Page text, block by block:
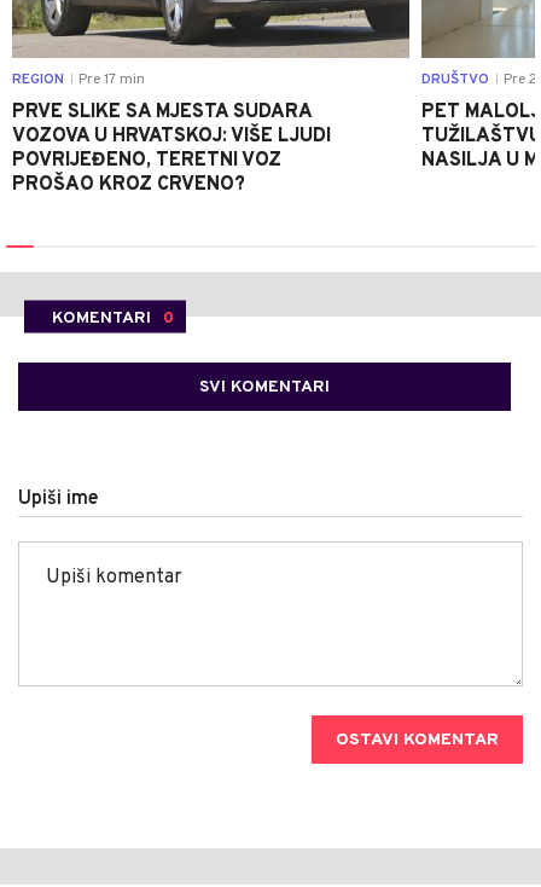
REGION Pre 17 min
PRVE SLIKE SA MJESTA SUDARA
VOZOVA U HRVATSKOJ: VIŠE LJUDI
POVRIJEĐENO, TERETNI VOZ
PROŠAO KROZ CRVENO?
DRUŠTVO Pre
PET
NASILJA U
KOMENTARI 0
SVI KOMENTARI
Upiši ime
OSTAVI KOMENTAR